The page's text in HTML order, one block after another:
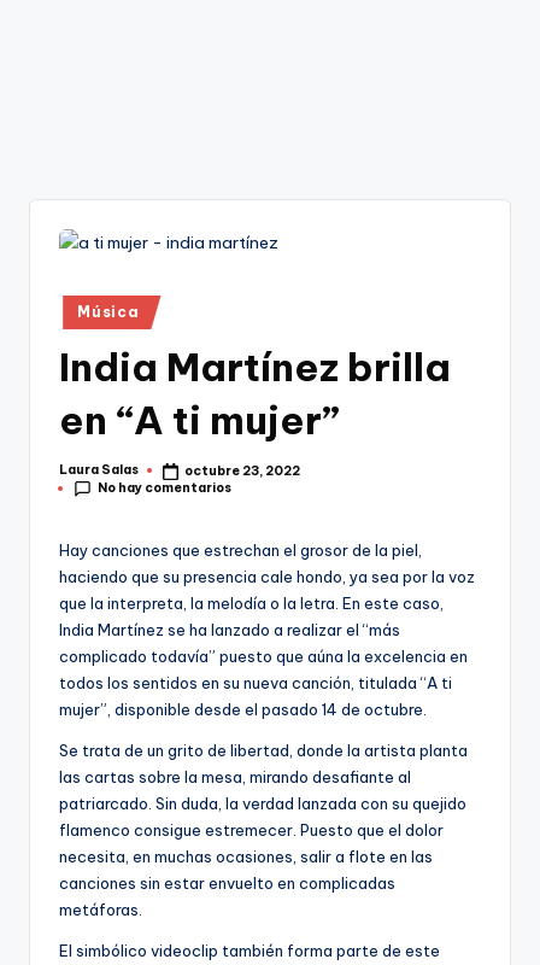
Publicado
en
Música
India Martínez brilla
en “A ti mujer”
Publicado
por
Laura Salas
octubre 23, 2022
No hay comentarios
Hay canciones que estrechan el grosor de la piel,
haciendo que su presencia cale hondo, ya sea por la voz
que la interpreta, la melodía o la letra. En este caso,
India Martínez se ha lanzado a realizar el “más
complicado todavía” puesto que aúna la excelencia en
todos los sentidos en su nueva canción, titulada “A ti
mujer”, disponible desde el pasado 14 de octubre.
Se trata de un grito de libertad, donde la artista planta
las cartas sobre la mesa, mirando desafiante al
patriarcado. Sin duda, la verdad lanzada con su quejido
flamenco consigue estremecer. Puesto que el dolor
necesita, en muchas ocasiones, salir a flote en las
canciones sin estar envuelto en complicadas
metáforas.
El simbólico videoclip también forma parte de este